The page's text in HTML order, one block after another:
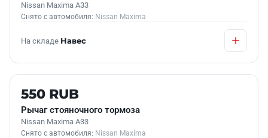
Nissan Maxima A33
Снято с автомобиля: Nissan Maxima
На складе Навес
Б/У В НАЛИЧИИ
550 RUB
Рычаг стояночного тормоза
Nissan Maxima A33
Снято с автомобиля: Nissan Maxima